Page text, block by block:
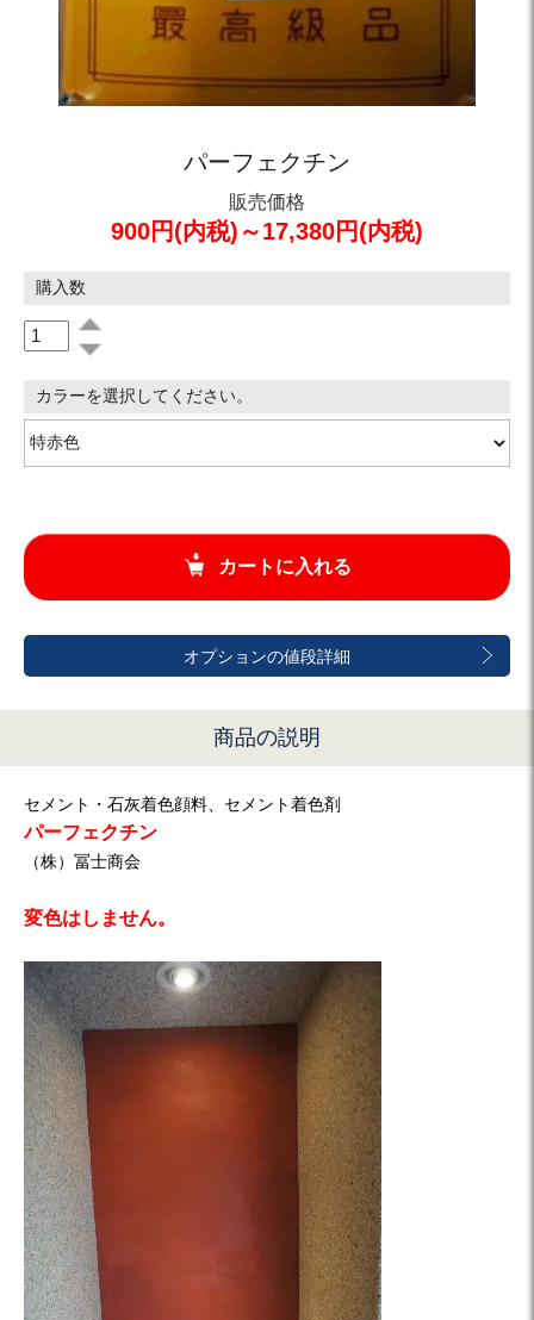
パーフェクチン
販売価格
900円(内税)～17,380円(内税)
購入数
カラーを選択してください。
カートに入れる
オプションの値段詳細
商品の説明
セメント・石灰着色顔料、セメント着色剤
パーフェクチン
（株）冨士商会
変色はしません。